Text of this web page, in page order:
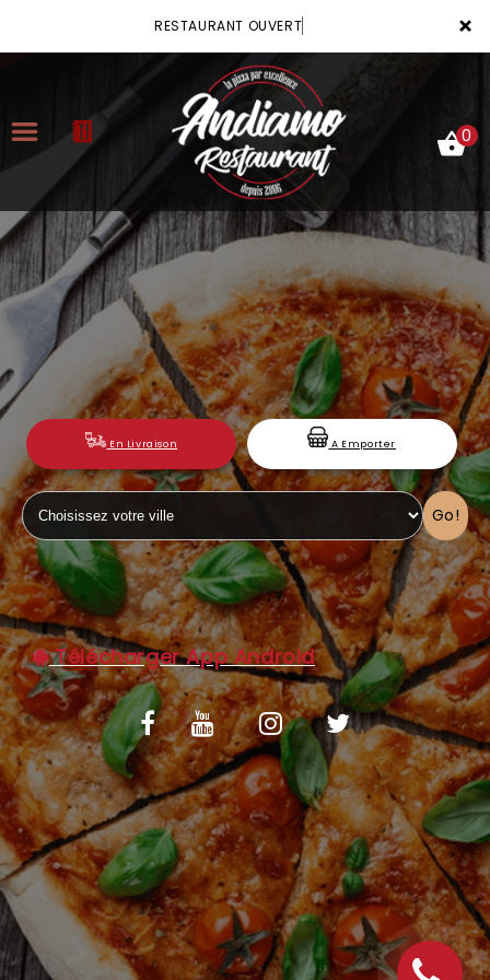
×
RESTAURANT OUVERT
ACCUEIL
LA CARTE
VOTRE COMPTE
NOTRE RESTAURANT
VOS AVIS
MENTIONS LÉGALES
C.G.V
0
En Livraison A Emporter
Go!
Télécharger App Android